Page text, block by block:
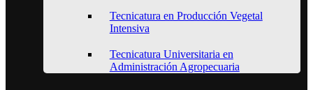
Tecnicatura en Producción Vegetal
Intensiva
Tecnicatura Universitaria en
Administración Agropecuaria